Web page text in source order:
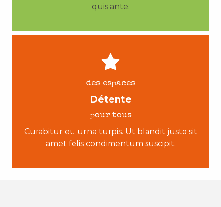
quis ante.
des espaces
Détente
pour tous
Curabitur eu urna turpis. Ut blandit justo sit
amet felis condimentum suscipit.